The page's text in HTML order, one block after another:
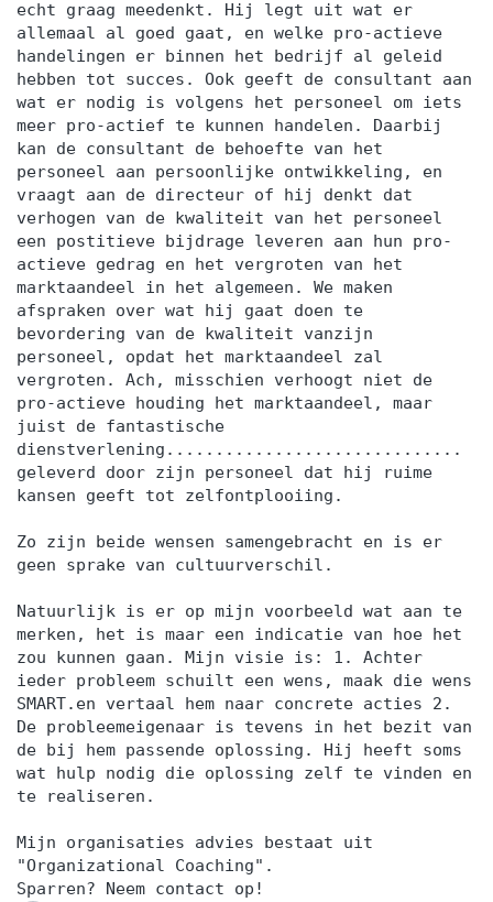
echt graag meedenkt. Hij legt uit wat er
allemaal al goed gaat, en welke pro-actieve
handelingen er binnen het bedrijf al geleid
hebben tot succes. Ook geeft de consultant aan
wat er nodig is volgens het personeel om iets
meer pro-actief te kunnen handelen. Daarbij
kan de consultant de behoefte van het
personeel aan persoonlijke ontwikkeling, en
vraagt aan de directeur of hij denkt dat
verhogen van de kwaliteit van het personeel
een postitieve bijdrage leveren aan hun pro-
actieve gedrag en het vergroten van het
marktaandeel in het algemeen. We maken
afspraken over wat hij gaat doen te
bevordering van de kwaliteit vanzijn
personeel, opdat het marktaandeel zal
vergroten. Ach, misschien verhoogt niet de
pro-actieve houding het marktaandeel, maar
juist de fantastische
dienstverlening..............................
geleverd door zijn personeel dat hij ruime
kansen geeft tot zelfontplooiing.
Zo zijn beide wensen samengebracht en is er
geen sprake van cultuurverschil.
Natuurlijk is er op mijn voorbeeld wat aan te
merken, het is maar een indicatie van hoe het
zou kunnen gaan. Mijn visie is: 1. Achter
ieder probleem schuilt een wens, maak die wens
SMART.en vertaal hem naar concrete acties 2.
De probleemeigenaar is tevens in het bezit van
de bij hem passende oplossing. Hij heeft soms
wat hulp nodig die oplossing zelf te vinden en
te realiseren.
Mijn organisaties advies bestaat uit
"Organizational Coaching".
Sparren? Neem contact op!